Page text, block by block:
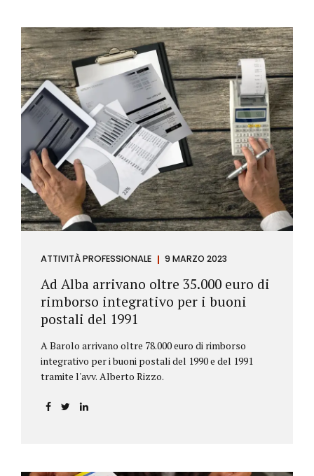
ATTIVITÀ PROFESSIONALE 9 MARZO 2023
Ad Alba arrivano oltre 35.000 euro di
rimborso integrativo per i buoni
postali del 1991
A Barolo arrivano oltre 78.000 euro di rimborso
integrativo per i buoni postali del 1990 e del 1991
tramite l'avv. Alberto Rizzo.